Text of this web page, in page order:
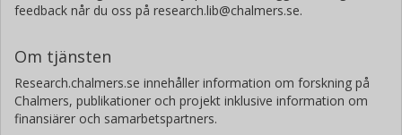
R. Luque
N. Abreu Garcia
Universidad de la Laguna
Instituto de Astrofísica de Canarias
feedback når du oss på research.lib@chalmers.se.
Om tjänsten
Research.chalmers.se innehåller information om forskning på
Chalmers, publikationer och projekt inklusive information om
finansiärer och samarbetspartners.